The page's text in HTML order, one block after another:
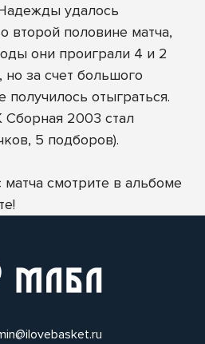
удалось
второй половине матча,
они проиграли 4 и 2
но за счет большого
получилось отыграться.
2003 стал
5 подборов).
смотрите в альбоме